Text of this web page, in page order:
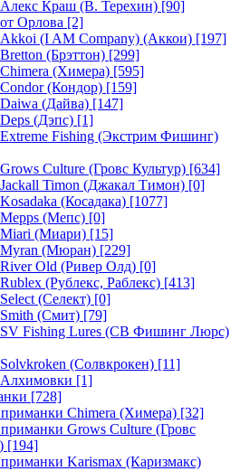
Краш (В. Терехин) [90]
Орлова [2]
(I AM Company) (Аккои) [197]
(Брэттон) [299]
(Химера) [595]
(Кондор) [159]
(Дайва) [147]
(Дэпс) [1]
Fishing (Экстрим Фишинг)
Culture (Гровс Культур) [634]
Timon (Джакал Тимон) [0]
(Косадака) [1077]
(Мепс) [0]
(Миари) [15]
(Мюран) [229]
Old (Ривер Олд) [0]
(Рублекс, Раблекс) [413]
(Селект) [0]
(Смит) [79]
Fishing Lures (СВ Фишинг Люрс)
(Солвкрокен) [11]
[1]
[728]
Chimera (Химера) [32]
Grows Culture (Гровс
[194]
Karismax (Каризмакс)